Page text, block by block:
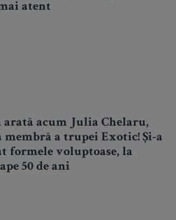
atent
arată acum Julia Chelaru,
membră a trupei Exotic! Și-a
formele voluptoase, la
50 de ani